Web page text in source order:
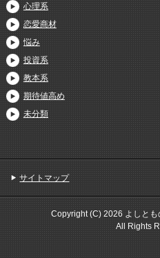
心理系
恋愛商材
悩み
投資系
教本系
期待値高め
未分類
サイトマップ
Copyright (C) 2026 よしと
All Rights